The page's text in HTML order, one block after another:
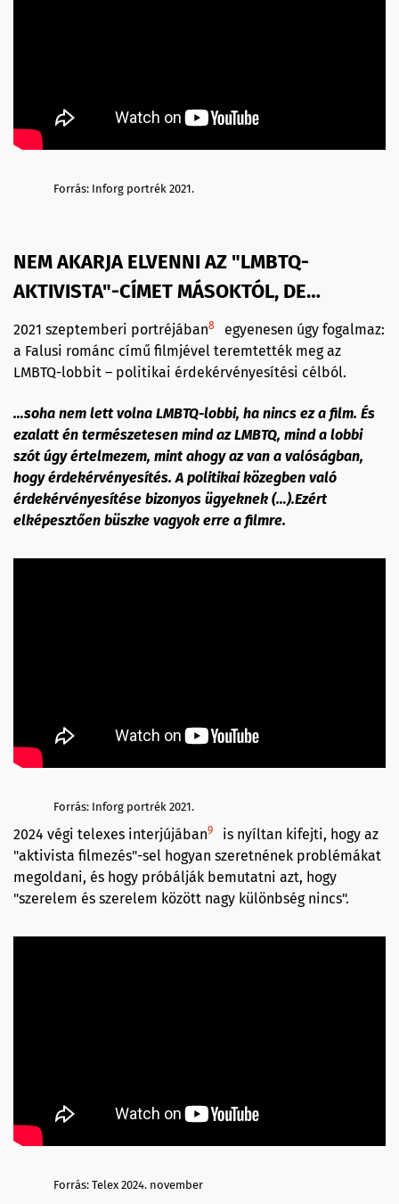
Forrás: Inforg portrék 2021.
NEM AKARJA ELVENNI AZ "LMBTQ-
AKTIVISTA"-CÍMET MÁSOKTÓL, DE…
2021 szeptemberi portréjában8
egyenesen úgy fogalmaz:
a Falusi románc című filmjével teremtették meg az
LMBTQ-lobbit – politikai érdekérvényesítési célból.
…soha nem lett volna LMBTQ-lobbi, ha nincs ez a film. És
ezalatt én természetesen mind az LMBTQ, mind a lobbi
szót úgy értelmezem, mint ahogy az van a valóságban,
hogy érdekérvényesítés. A politikai közegben való
érdekérvényesítése bizonyos ügyeknek (…).Ezért
elképesztően büszke vagyok erre a filmre.
Forrás: Inforg portrék 2021.
2024 végi telexes interjújában9
is nyíltan kifejti, hogy az
"aktivista filmezés"-sel hogyan szeretnének problémákat
megoldani, és hogy próbálják bemutatni azt, hogy
"szerelem és szerelem között nagy különbség nincs".
Forrás: Telex 2024. november